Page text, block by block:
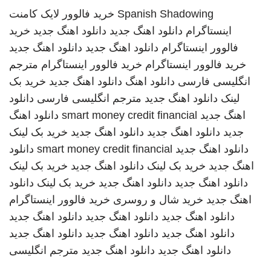
Spanish Shadowing خرید فالوور لایک کامنت
اینستاگرام دانلود اهنگ جدید دانلود اهنگ جدید خرید
فالوور اینستاگرام دانلود اهنگ جدید دانلود اهنگ جدید
خرید فالوور اینستاگرام خرید فالوور اینستاگرام مترجم
انگلیسی فارسی دانلود اهنگ دانلود اهنگ جدید خرید بک
لینک دانلود اهنگ جدید مترجم انگلیسی فارسی دانلود
اهنگ جدید smart money credit financial دانلود اهنگ
جدید دانلود اهنگ جدید دانلود اهنگ جدید خرید بک لینک
دانلود اهنگ جدید smart money credit financial دانلود
اهنگ جدید خرید بک لینک دانلود اهنگ جدید خرید بک لینک
دانلود اهنگ جدید دانلود اهنگ جدید خرید بک لینک دانلود
اهنگ جدید خرید شال و روسری خرید فالوور اینستاگرام
دانلود اهنگ جدید دانلود اهنگ جدید دانلود اهنگ جدید
دانلود اهنگ جدید دانلود اهنگ جدید دانلود اهنگ جدید
دانلود اهنگ جدید دانلود اهنگ جدید مترجم انگلیسی